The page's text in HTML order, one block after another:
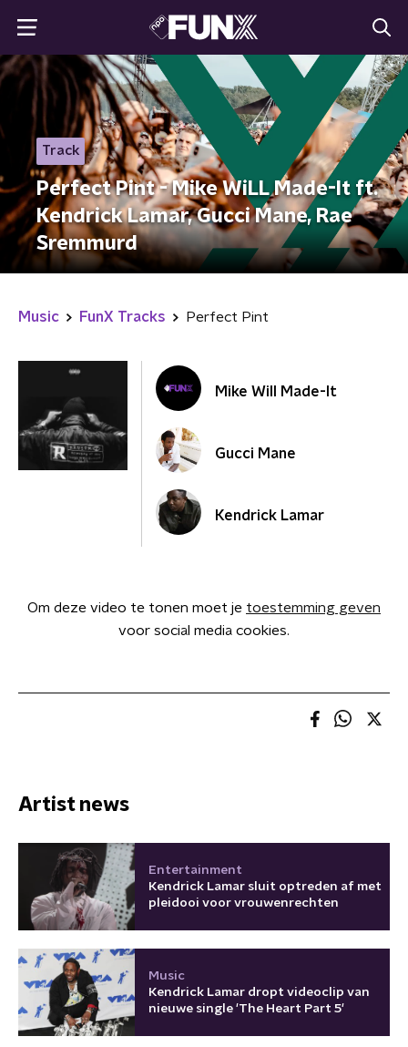
Track
Perfect Pint - Mike WiLL Made-It ft.
Kendrick Lamar, Gucci Mane, Rae
Sremmurd
Music FunX Tracks Perfect Pint
Mike Will Made-It
Gucci Mane
Kendrick Lamar
Om deze video te tonen moet je toestemming geven
voor social media cookies.
Artist news
Entertainment
Kendrick Lamar sluit optreden af met
pleidooi voor vrouwenrechten
Music
Kendrick Lamar dropt videoclip van
nieuwe single 'The Heart Part 5'